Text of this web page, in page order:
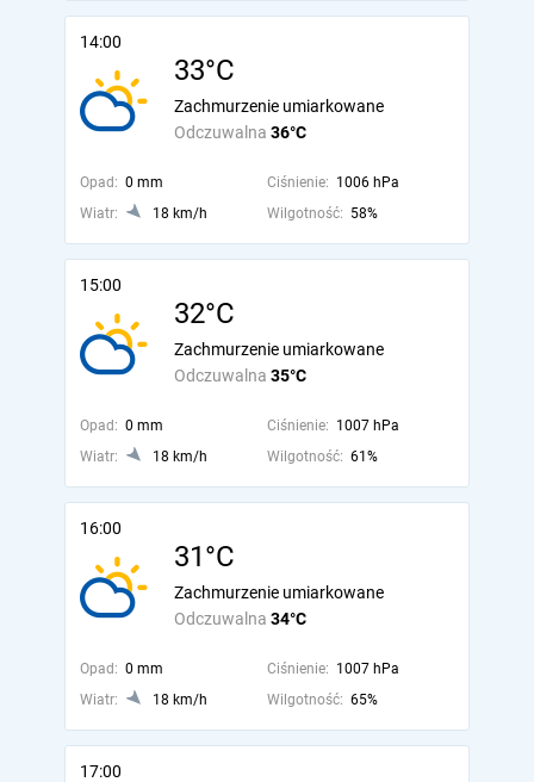
14:00
33°C
Odczuwalna 36°C
Zachmurzenie umiarkowane
Opad: 0 mm Ciśnienie: 1006 hPa
Wiatr:
18 km/h Wilgotność: 58%
15:00
32°C
Odczuwalna 35°C
Zachmurzenie umiarkowane
Opad: 0 mm Ciśnienie: 1007 hPa
Wiatr:
18 km/h Wilgotność: 61%
16:00
31°C
Odczuwalna 34°C
Zachmurzenie umiarkowane
Opad: 0 mm Ciśnienie: 1007 hPa
Wiatr:
18 km/h Wilgotność: 65%
17:00